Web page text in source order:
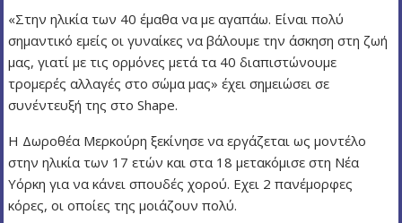
«Στην ηλικία των 40 έμαθα να με αγαπάω. Είναι πολύ
σημαντικό εμείς οι γυναίκες να βάλουμε την άσκηση στη ζωή
μας, γιατί με τις ορμόνες μετά τα 40 διαπιστώνουμε
τρομερές αλλαγές στο σώμα μας» έχει σημειώσει σε
συνέντευξή της στο Shape.
Η Δωροθέα Μερκούρη ξεκίνησε να εργάζεται ως μοντέλο
στην ηλικία των 17 ετών και στα 18 μετακόμισε στη Νέα
Υόρκη για να κάνει σπουδές χορού. Εχει 2 πανέμορφες
κόρες, οι οποίες της μοιάζουν πολύ.